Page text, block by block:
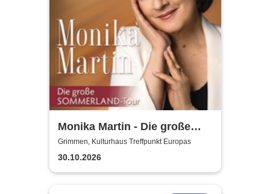
Monika Martin - Die große
Sommerland Tour
Grimmen, Kulturhaus Treffpunkt Europas
30.10.2026